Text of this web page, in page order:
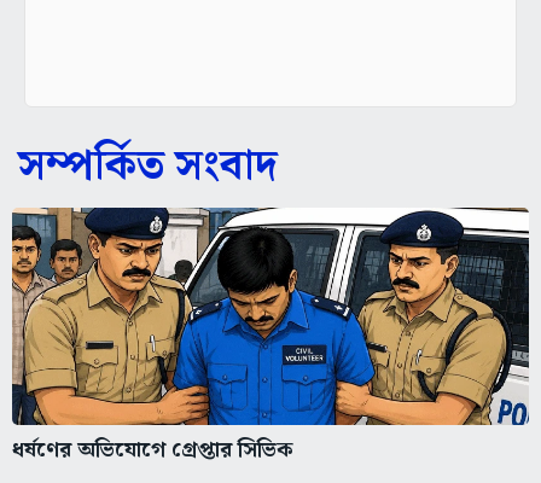
সম্পর্কিত সংবাদ
ধর্ষণের অভিযোগে গ্রেপ্তার সিভিক